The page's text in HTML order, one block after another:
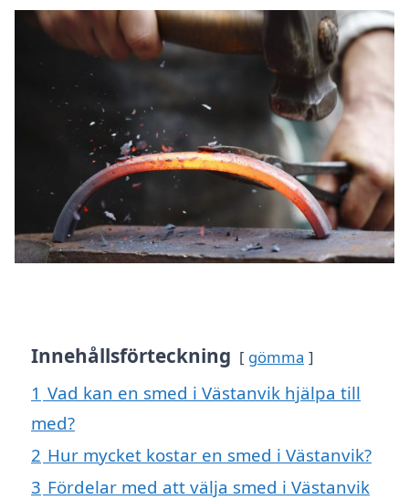
Innehållsförteckning gömma
1 Vad kan en smed i Västanvik hjälpa till
med?
2 Hur mycket kostar en smed i Västanvik?
3 Fördelar med att välja smed i Västanvik